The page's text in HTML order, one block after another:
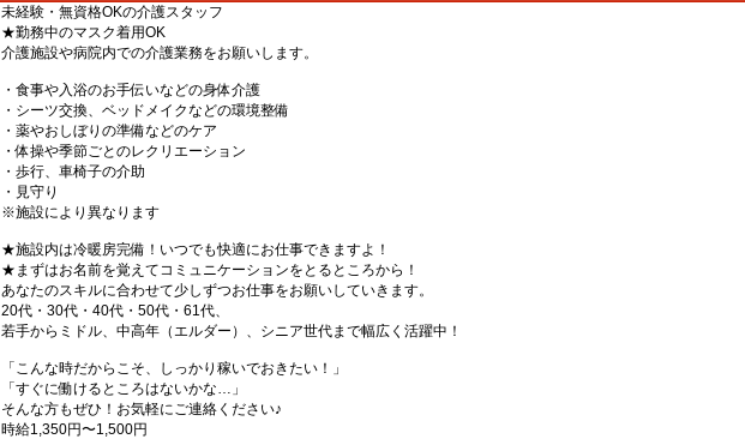
未経験・無資格OKの介護スタッフ
★勤務中のマスク着用OK
介護施設や病院内での介護業務をお願いします。
・食事や入浴のお手伝いなどの身体介護
・シーツ交換、ベッドメイクなどの環境整備
・薬やおしぼりの準備などのケア
・体操や季節ごとのレクリエーション
・歩行、車椅子の介助
・見守り
※施設により異なります
★施設内は冷暖房完備！いつでも快適にお仕事できますよ！
★まずはお名前を覚えてコミュニケーションをとるところから！
あなたのスキルに合わせて少しずつお仕事をお願いしていきます。
20代・30代・40代・50代・61代、
若手からミドル、中高年（エルダー）、シニア世代まで幅広く活躍中！
「こんな時だからこそ、しっかり稼いでおきたい！」
「すぐに働けるところはないかな…」
そんな方もぜひ！お気軽にご連絡ください♪
時給1,350円〜1,500円